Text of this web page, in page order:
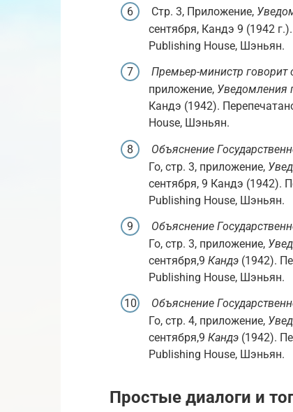
Стр. 3, Приложение,
сентября, Кандэ 9 (1942
Publishing House, Шэньян.
Премьер-министр говорит
приложение, Уведомления
Кандэ (1942).
House, Шэньян.
Объяснение
Го, стр. 3, приложение,
сентября, 9 Кандэ (1942).
Publishing House, Шэньян.
Объяснение
Го, стр. 3, приложение,
сентября,9 Кандэ (1942).
Publishing House, Шэньян.
Объяснение
Го, стр. 4, приложение,
сентября,9 Кандэ (1942).
Publishing House, Шэньян.
Простые диалоги и